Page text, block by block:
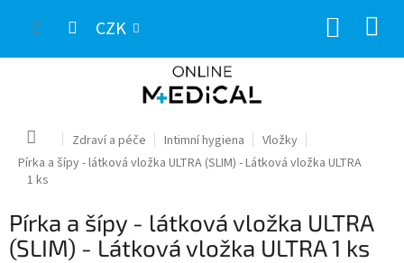
CZK
Domů Zdraví a péče Intimní hygiena
Vložky
Pírka a šípy - látková vložka ULTRA (SLIM) - Látková vložka ULTRA
1 ks
Pírka a šípy - látková vložka ULTRA
(SLIM) - Látková vložka ULTRA 1 ks